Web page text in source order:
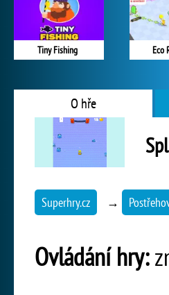
Tiny Fishing Eco
O hře
Superhry.cz →
Ovládání hry: